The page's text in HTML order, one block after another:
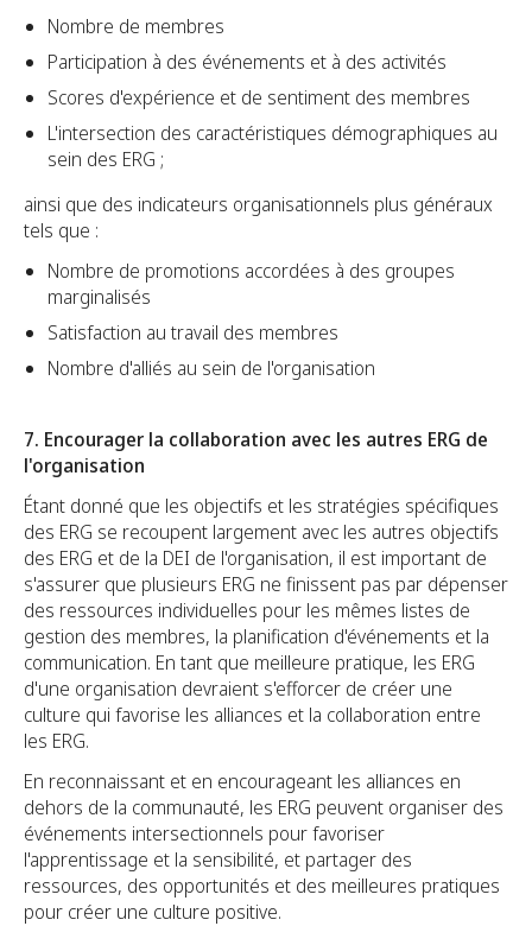
Nombre de membres
Participation à des événements et à des activités
Scores d'expérience et de sentiment des membres
L'intersection des caractéristiques démographiques au
sein des ERG ;
ainsi que des indicateurs organisationnels plus généraux
tels que :
Nombre de promotions accordées à des groupes
marginalisés
Satisfaction au travail des membres
Nombre d'alliés au sein de l'organisation
7. Encourager la collaboration avec les autres ERG de
l'organisation
Étant donné que les objectifs et les stratégies spécifiques
des ERG se recoupent largement avec les autres objectifs
des ERG et de la DEI de l'organisation, il est important de
s'assurer que plusieurs ERG ne finissent pas par dépenser
des ressources individuelles pour les mêmes listes de
gestion des membres, la planification d'événements et la
communication. En tant que meilleure pratique, les ERG
d'une organisation devraient s'efforcer de créer une
culture qui favorise les alliances et la collaboration entre
les ERG.
En reconnaissant et en encourageant les alliances en
dehors de la communauté, les ERG peuvent organiser des
événements intersectionnels pour favoriser
l'apprentissage et la sensibilité, et partager des
ressources, des opportunités et des meilleures pratiques
pour créer une culture positive.